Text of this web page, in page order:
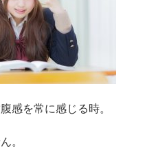
感を常に感じる時。
。